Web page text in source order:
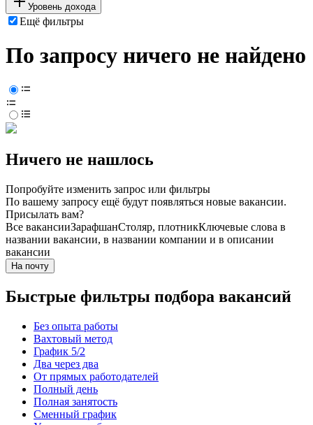
Уровень дохода
Ещё фильтры
По запросу ничего не найдено
Ничего не нашлось
Попробуйте изменить запрос или фильтры
По вашему запросу ещё будут появляться новые вакансии.
Присылать вам?
Все вакансииЗарафшанСтоляр, плотникКлючевые слова в
названии вакансии, в названии компании и в описании
вакансии
На почту
Быстрые фильтры подбора вакансий
Без опыта работы
Вахтовый метод
График 5/2
Два через два
От прямых работодателей
Полный день
Полная занятость
Сменный график